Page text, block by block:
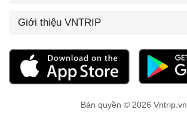
Giới thiệu VNTRIP
Bản quyền © 2026 Vntrip.vn